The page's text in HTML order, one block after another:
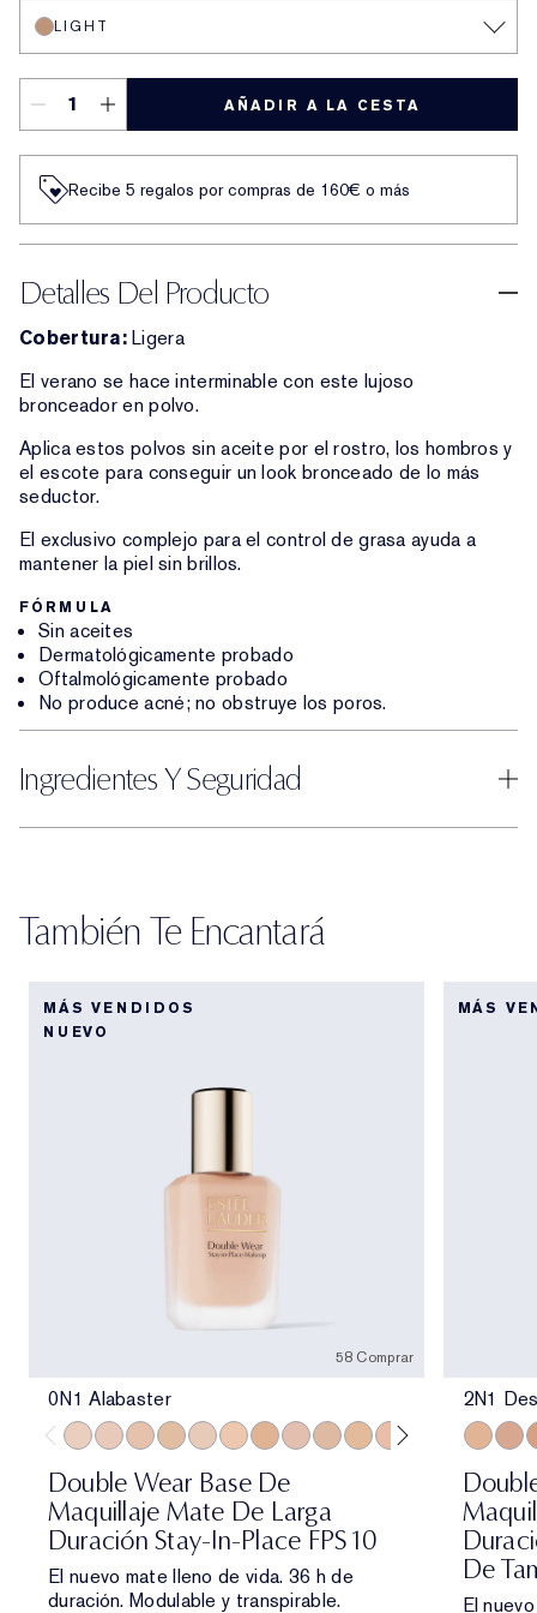
LIGHT
AÑADIR A LA CESTA
Recibe 5 regalos por compras de 160€ o más
Detalles Del Producto
Cobertura:Ligera
El verano se hace interminable con este lujoso
bronceador en polvo.
Aplica estos polvos sin aceite por el rostro, los hombros y
el escote para conseguir un look bronceado de lo más
seductor.
El exclusivo complejo para el control de grasa ayuda a
mantener la piel sin brillos.
FÓRMULA
Sin aceites
Dermatológicamente probado
Oftalmológicamente probado
No produce acné; no obstruye los poros.
Ingredientes Y Seguridad
También Te Encantará
MÁS VENDIDOS
NUEVO
58 Comprar
0N1 Alabaster
Double Wear Base De
Maquillaje Mate De Larga
Duración Stay-In-Place FPS 10
El nuevo mate lleno de vida. 36 h de
duración. Modulable y transpirable.
MÁS
2N1
De
El